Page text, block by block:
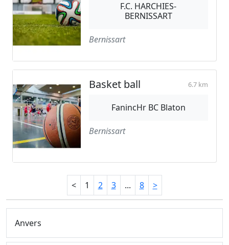
F.C. HARCHIES-
BERNISSART
Bernissart
Basket ball 6.7 km
FanincHr BC Blaton
Bernissart
< 1 2 3 ... 8 >
Anvers